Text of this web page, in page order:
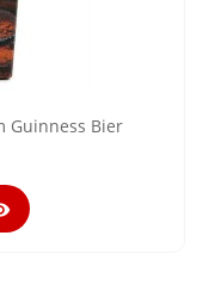
Guinness Bier